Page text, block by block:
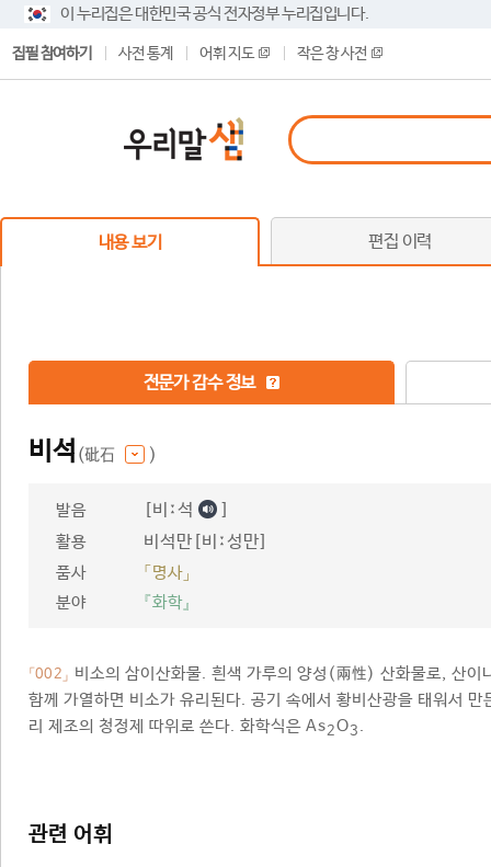
이 누리집은 대한민국 공식 전자정부 누리집입니다.
집필 참여하기 사전 통계 어휘 지도 작은 창 사전
내용 보기 편집 이력
전문가 감수 정보
비석 (砒石 )
발음 [비ː석 ]
활용 비석만[비ː성만]
품사
「명사」
분야
『화학』
「002」 비소의 삼이산화물. 흰색 가루의 양성(兩性) 산화물로, 산이
함께 가열하면 비소가 유리된다. 공기 속에서 황비산광을 태워서
리 제조의 청정제 따위로 쓴다. 화학식은 As2O3 .
관련 어휘